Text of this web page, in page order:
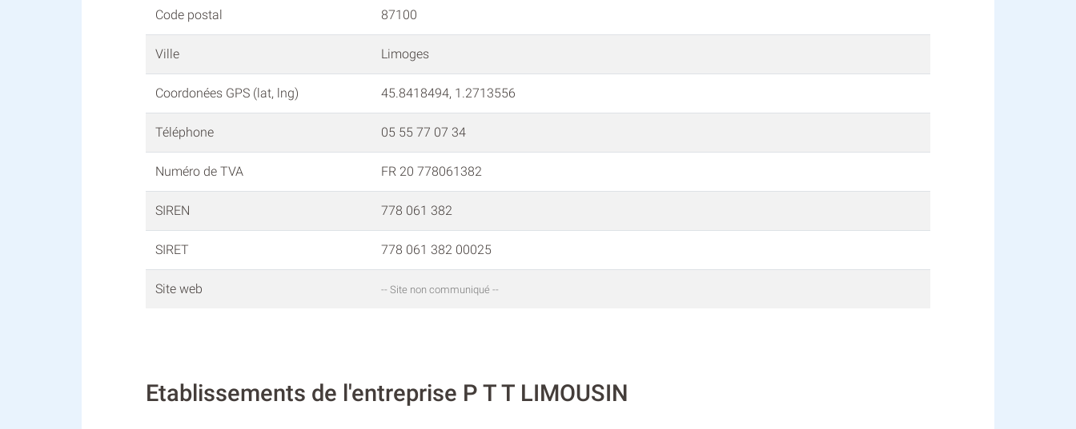
Code postal 87100
Ville Limoges
Coordonées GPS (lat, lng) 45.8418494, 1.2713556
Téléphone 05 55 77 07 34
Numéro de TVA FR 20 778061382
SIREN 778 061 382
SIRET 778 061 382 00025
Site web -- Site non communiqué --
Etablissements de l'entreprise P T T LIMOUSIN